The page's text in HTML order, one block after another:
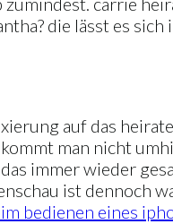
die lässt es
auf das
man nicht
immer wieder
ist dennoch
bedienen eines